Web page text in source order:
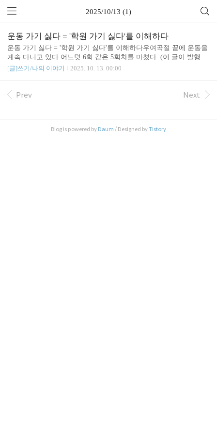
2025/10/13 (1)
운동 가기 싫다 = '학원 가기 싫다'를 이해하다
운동 가기 싫다 = '학원 가기 싫다'를 이해하다우여곡절 끝에 운동을
계속 다니고 있다.어느덧 6회 같은 5회차를 마쳤다. (이 글이 발행될
즈음에는 7회 같은 6회를 마쳤을듯)말없이 오지 않은 선생님이 미안
을 하고 있지만.그래도 운동가기 싫다.운동 가는 날은 아침부터 진짜
원가기 싫다"가 이해된다.얼마나 싫을까.운동은 정해진 횟수만 가면
[글]쓰기/나의 이야기 2025. 10. 13. 00:00
Prev Next
Blog is powered by Daum / Designed byTistory